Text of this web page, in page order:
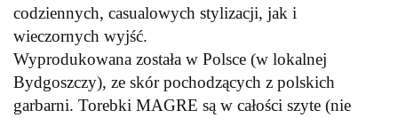
codziennych, casualowych stylizacji, jak i
wieczornych wyjść.
Wyprodukowana została w Polsce (w lokalnej
Bydgoszczy), ze skór pochodzących z polskich
garbarni. Torebki MAGRE są w całości szyte (nie